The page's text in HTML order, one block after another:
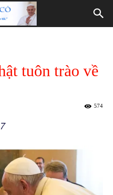
tuôn trào về
574